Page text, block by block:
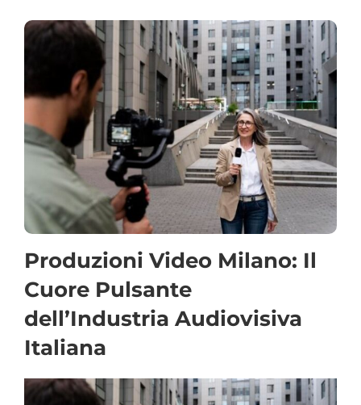
Produzioni Video Milano: Il
Cuore Pulsante
dell’Industria Audiovisiva
Italiana